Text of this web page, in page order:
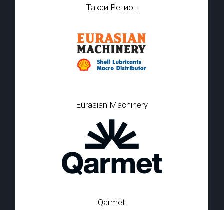
Такси Регион
Eurasian Machinery
Qarmet